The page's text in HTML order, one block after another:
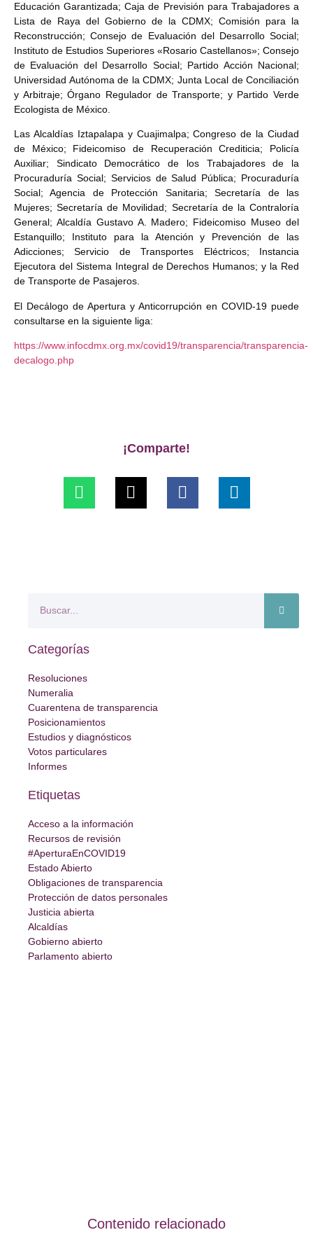
Educación Garantizada; Caja de Previsión para Trabajadores a
Lista de Raya del Gobierno de la CDMX; Comisión para la
Reconstrucción; Consejo de Evaluación del Desarrollo Social;
Instituto de Estudios Superiores «Rosario Castellanos»; Consejo
de Evaluación del Desarrollo Social; Partido Acción Nacional;
Universidad Autónoma de la CDMX; Junta Local de Conciliación
y Arbitraje; Órgano Regulador de Transporte; y Partido Verde
Ecologista de México.
Las Alcaldías Iztapalapa y Cuajimalpa; Congreso de la Ciudad
de México; Fideicomiso de Recuperación Crediticia; Policía
Auxiliar; Sindicato Democrático de los Trabajadores de la
Procuraduría Social; Servicios de Salud Pública; Procuraduría
Social; Agencia de Protección Sanitaria; Secretaría de las
Mujeres; Secretaría de Movilidad; Secretaría de la Contraloría
General; Alcaldía Gustavo A. Madero; Fideicomiso Museo del
Estanquillo; Instituto para la Atención y Prevención de las
Adicciones; Servicio de Transportes Eléctricos; Instancia
Ejecutora del Sistema Integral de Derechos Humanos; y la Red
de Transporte de Pasajeros.
El Decálogo de Apertura y Anticorrupción en COVID-19 puede
consultarse en la siguiente liga:
https://www.infocdmx.org.mx/covid19/transparencia/transparencia-
decalogo.php
¡Comparte!
Categorías
Resoluciones
Numeralia
Cuarentena de transparencia
Posicionamientos
Estudios y diagnósticos
Votos particulares
Informes
Etiquetas
Acceso a la información
Recursos de revisión
#AperturaEnCOVID19
Estado Abierto
Obligaciones de transparencia
Protección de datos personales
Justicia abierta
Alcaldías
Gobierno abierto
Parlamento abierto
Contenido relacionado